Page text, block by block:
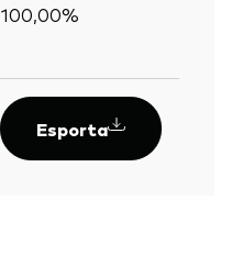
100,00%
Esporta